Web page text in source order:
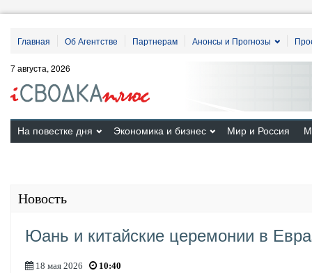
Главная Об Агентстве Партнерам Анонсы и Прогнозы
7 августа, 2026
На повестке дня Экономика и бизнес Мир и Россия
Новость
Юань и китайские церемонии в
18 мая 2026 10:40